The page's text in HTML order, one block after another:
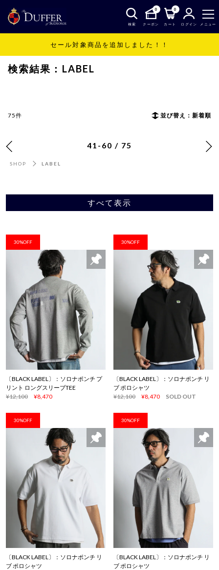
検索
0
クーポン
0
カート ログイン メニュー
セール対象商品を追加しました！！
LABEL
検索結果：LABEL
75件 並び替え：新着順
41-60 / 75
SHOP LABEL
すべて表示
30%OFF
〔BLACK LABEL〕：ソロナポンチ プ
リント ロングスリーブTEE
¥12,100
¥8,470
30%OFF
〔BLACK LABEL〕：ソロナポンチ リ
ブ ポロシャツ
¥12,100
¥8,470 SOLD OUT
30%OFF
〔BLACK LABEL〕：ソロナポンチ リ
ブ ポロシャツ
30%OFF
〔BLACK LABEL〕：ソロナポンチ リ
ブ ポロシャツ